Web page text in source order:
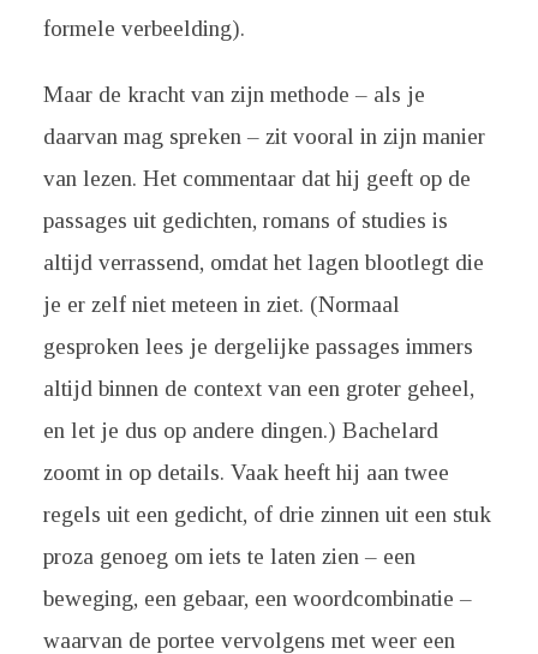
formele verbeelding).
Maar de kracht van zijn methode – als je
daarvan mag spreken – zit vooral in zijn manier
van lezen. Het commentaar dat hij geeft op de
passages uit gedichten, romans of studies is
altijd verrassend, omdat het lagen blootlegt die
je er zelf niet meteen in ziet. (Normaal
gesproken lees je dergelijke passages immers
altijd binnen de context van een groter geheel,
en let je dus op andere dingen.) Bachelard
zoomt in op details. Vaak heeft hij aan twee
regels uit een gedicht, of drie zinnen uit een stuk
proza genoeg om iets te laten zien – een
beweging, een gebaar, een woordcombinatie –
waarvan de portee vervolgens met weer een